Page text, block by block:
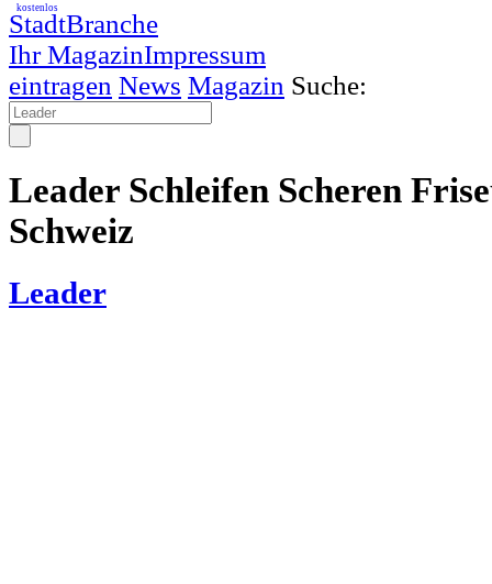
StadtBranche
Ihr MagazinImpressum
kostenlos
eintragen News Magazin Suche:
Leader Schleifen Scheren
Schweiz
Leader